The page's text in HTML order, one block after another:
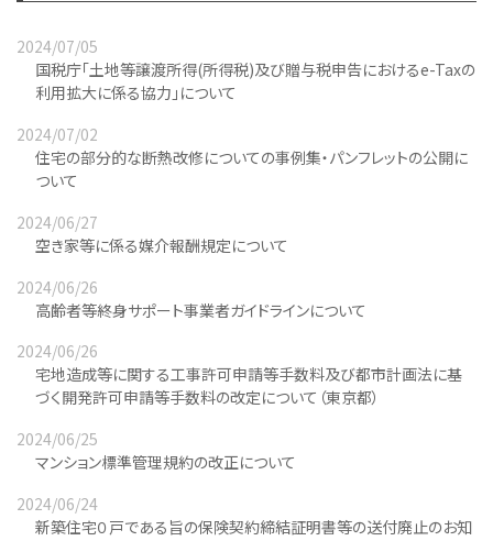
2024/07/05
国税庁「土地等譲渡所得(所得税)及び贈与税申告におけるe-Taxの
利用拡大に係る協力」について
2024/07/02
住宅の部分的な断熱改修についての事例集・パンフレットの公開に
ついて
2024/06/27
空き家等に係る媒介報酬規定について
2024/06/26
高齢者等終身サポート事業者ガイドラインについて
2024/06/26
宅地造成等に関する工事許可申請等手数料及び都市計画法に基
づく開発許可申請等手数料の改定について（東京都）
2024/06/25
マンション標準管理規約の改正について
2024/06/24
新築住宅０戸である旨の保険契約締結証明書等の送付廃止のお知